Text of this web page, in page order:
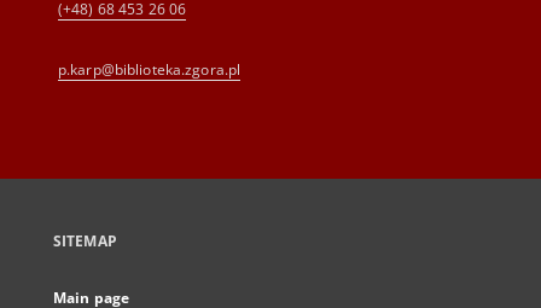
(+48) 68 453 26 06
p.karp@biblioteka.zgora.pl
SITEMAP
Main page